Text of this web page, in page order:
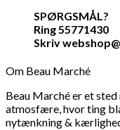
SPØRGSMÅL?
Ring 55771430
Skriv
Om Beau Marché
Beau Marché er et
atmosfære, hvor ting
nytænkning &